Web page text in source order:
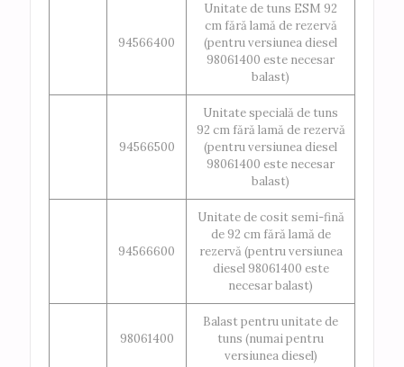
94566400
Unitate de tuns ESM 92
cm fără lamă de rezervă
(pentru versiunea diesel
98061400 este necesar
balast)
94566500
Unitate specială de tuns
92 cm fără lamă de rezervă
(pentru versiunea diesel
98061400 este necesar
balast)
94566600
Unitate de cosit semi-fină
de 92 cm fără lamă de
rezervă (pentru versiunea
diesel 98061400 este
necesar balast)
98061400
Balast pentru unitate de
tuns (numai pentru
versiunea diesel)